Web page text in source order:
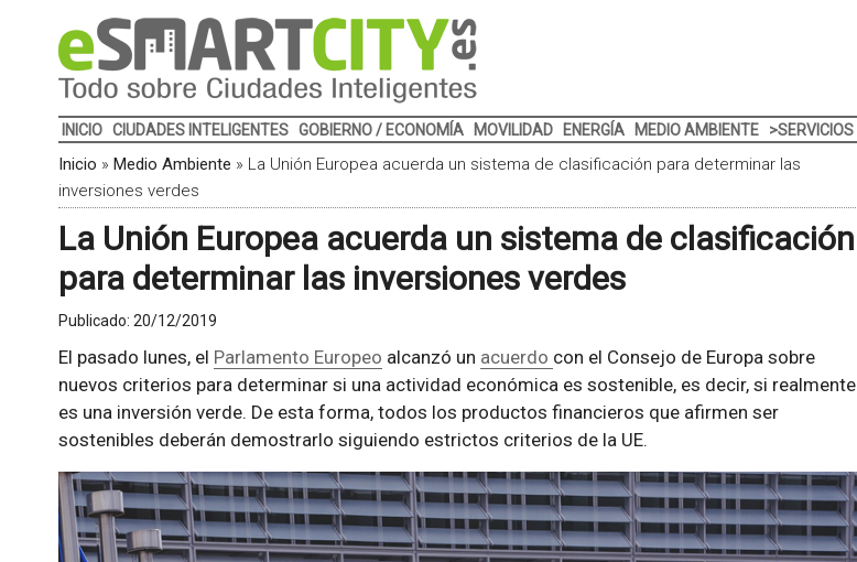
INICIO CIUDADES INTELIGENTES GOBIERNO / ECONOMÍA MOVILIDAD ENERGÍA MEDIO AMBIENTE >SERVICIOS
Inicio » Medio Ambiente » La Unión Europea acuerda un sistema de clasificación para determinar las
inversiones verdes
La Unión Europea acuerda un sistema de clasificación
para determinar las inversiones verdes
Publicado: 20/12/2019
El pasado lunes, el Parlamento Europeo alcanzó un acuerdo con el Consejo de Europa sobre
nuevos criterios para determinar si una actividad económica es sostenible, es decir, si realmente
es una inversión verde. De esta forma, todos los productos financieros que afirmen ser
sostenibles deberán demostrarlo siguiendo estrictos criterios de la UE.